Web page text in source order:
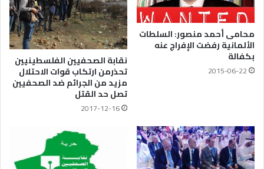
محامى أحمد منصور: السلطات
الألمانية رفضت الإفراج عنه
بكفالة
2015-06-22
نقابة الصحفيين الفلسطينيين
تحذرمن ارتكاب قوات الاحتلال
مزيد من الجرائم ضد الصحفيين
تصل حد القتل
2017-12-16